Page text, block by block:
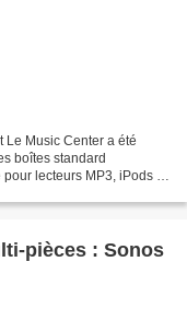
Le Music Center a été
boîtes standard
lecteurs MP3, iPods et
pièces : Sonos